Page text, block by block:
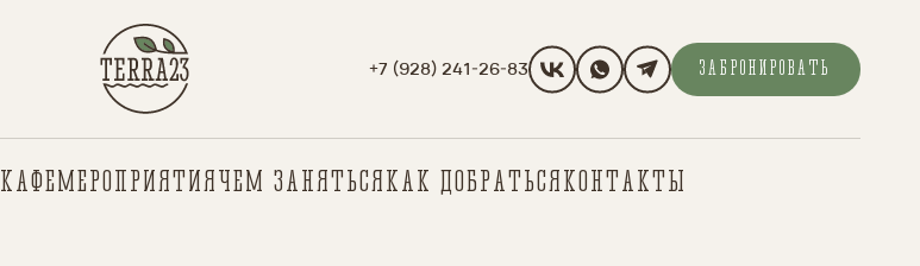
+7 (928) 241-26-83 ЗАБРОНИРОВАТЬ
КАФЕМЕРОПРИЯТИЯЧЕМ ЗАНЯТЬСЯКАК ДОБРАТЬСЯКОНТАКТЫ